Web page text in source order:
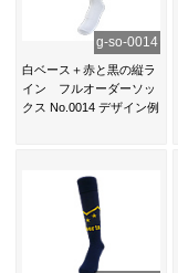
g-so-0014
白ベース＋赤と黒の縦ラ
イン フルオーダーソッ
クス No.0014 デザイン例